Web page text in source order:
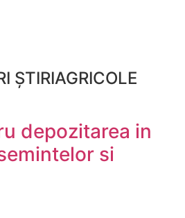
ȘTIRIAGRICOLE
depozitarea in
si